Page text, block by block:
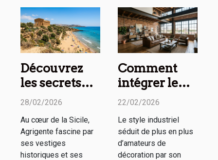
Découvrez
les secrets
des temples
plages
d'Agrigente
28/02/2026
Au cœur de la Sicile,
Agrigente fascine par
ses vestiges
historiques et ses
Comment
intégrer le
style
dans votre
intérieur ?
22/02/2026
Le style industriel
séduit de plus en plus
d’amateurs de
décoration par son